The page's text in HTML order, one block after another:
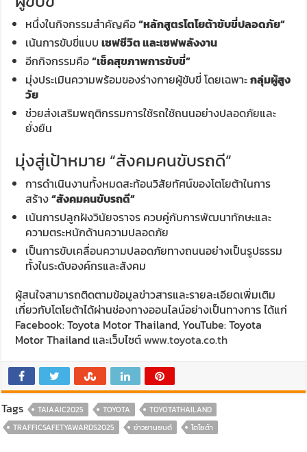
หนึ่งในกิจกรรมสำคัญคือ“หลักสูตรโตโยต้าขับขี่ปลอดภัย”
เน้นการขับขี่แบบเซฟชีวิต และเซฟพลังงาน
อีกกิจกรรมคือ“เช็คสุขภาพการขับขี่”
มุ่งประเมินความพร้อมของร่างกายผู้ขับขี่ โดยเฉพาะกลุ่มผู้สูง
วัย
ช่วยส่งเสริมพฤติกรรมการใช้รถใช้ถนนอย่างปลอดภัยและ
ยั่งยืน
มุ่งสู่เป้าหมาย “สังคมคนขับรถดี”
การดำเนินงานทั้งหมดสะท้อนวิสัยทัศน์ของโตโยต้าในการ
สร้าง“สังคมคนขับรถดี”
เน้นการปลูกฝังวินัยจราจร ควบคู่กับการพัฒนาทักษะและ
ความตระหนักด้านความปลอดภัย
เป็นการขับเคลื่อนความปลอดภัยทางถนนอย่างเป็นรูปธรรม
ทั้งในระดับองค์กรและสังคม
ผู้สนใจสามารถติดตามข้อมูลข่าวสารและรายละเอียดเพิ่มเติม
เกี่ยวกับโตโยต้าได้ผ่านช่องทางออนไลน์อย่างเป็นทางการ ได้แก่
Facebook: Toyota Motor Thailand, YouTube: Toyota
Motor Thailand และเว็บไซต์www.toyota.co.th
Tags TAIAAIC2025 TOYOTA
TOYOTATHAILAND
TRAFFICSAFETYAWARDS2025
ข่าวยานยนต์ โตโยต้า